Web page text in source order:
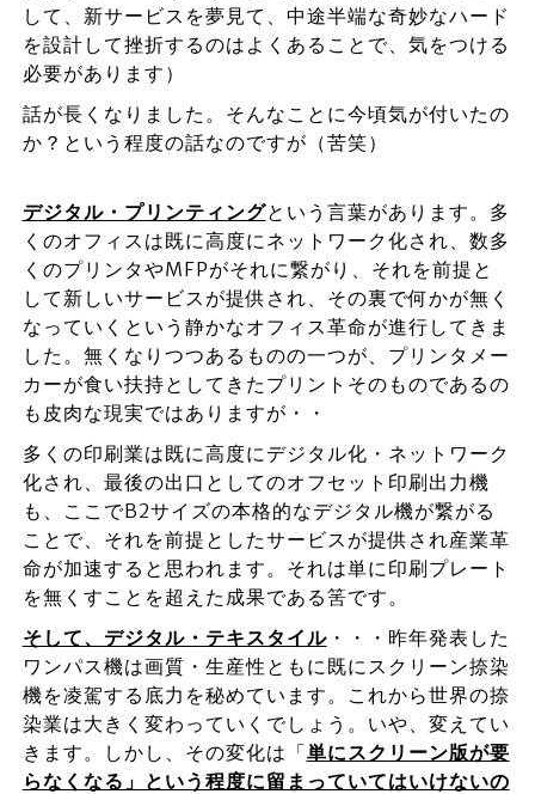
して、新サービスを夢見て、中途半端な奇妙なハード
を設計して挫折するのはよくあることで、気をつける
必要があります）
話が長くなりました。そんなことに今頃気が付いたの
か？という程度の話なのですが（苦笑）
デジタル・プリンティングという言葉があります。多
くのオフィスは既に高度にネットワーク化され、数多
くのプリンタやMFPがそれに繋がり、それを前提と
して新しいサービスが提供され、その裏で何かが無く
なっていくという静かなオフィス革命が進行してきま
した。無くなりつつあるものの一つが、プリンタメー
カーが食い扶持としてきたプリントそのものであるの
も皮肉な現実ではありますが・・
多くの印刷業は既に高度にデジタル化・ネットワーク
化され、最後の出口としてのオフセット印刷出力機
も、ここでB2サイズの本格的なデジタル機が繋がる
ことで、それを前提としたサービスが提供され産業革
命が加速すると思われます。それは単に印刷プレート
を無くすことを超えた成果である筈です。
そして、デジタル・テキスタイル・・・昨年発表した
ワンパス機は画質・生産性ともに既にスクリーン捺染
機を凌駕する底力を秘めています。これから世界の捺
染業は大きく変わっていくでしょう。いや、変えてい
きます。しかし、その変化は「単にスクリーン版が要
らなくなる」という程度に留まっていてはいけないの